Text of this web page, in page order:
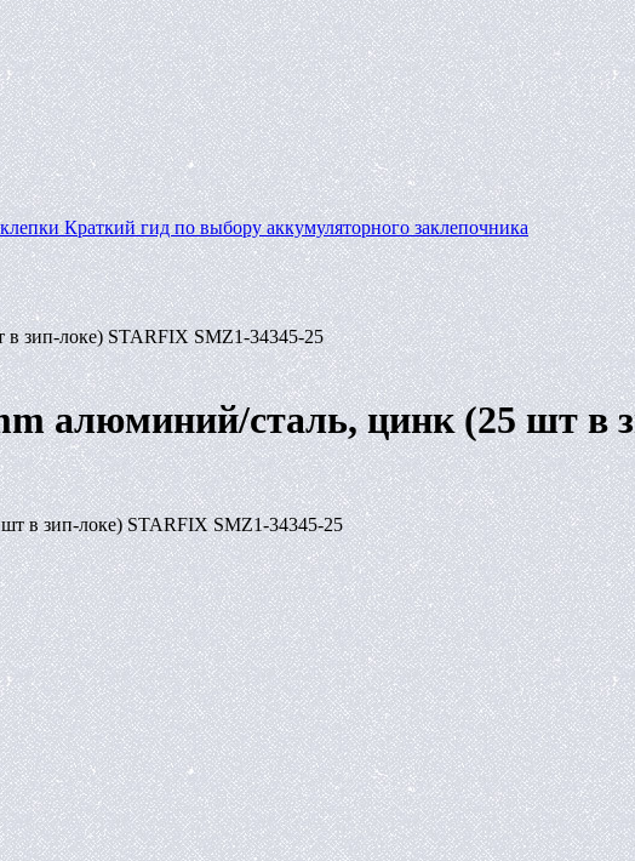
Краткий гид по выбору аккумуляторного заклепочника
зип-локе) STARFIX SMZ1-34345-25
алюминий/сталь, цинк (25 шт в